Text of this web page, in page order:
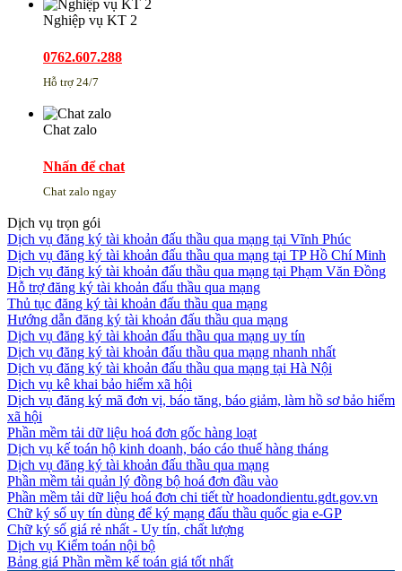
Nghiệp vụ KT 2
0762.607.288
Hỗ trợ 24/7
Chat zalo
Nhấn để chat
Chat zalo ngay
Dịch vụ trọn gói
Dịch vụ đăng ký tài khoản đấu thầu qua mạng tại Vĩnh Phúc
Dịch vụ đăng ký tài khoản đấu thầu qua mạng tại TP Hồ Chí Minh
Dịch vụ đăng ký tài khoản đấu thầu qua mạng tại Phạm Văn Đồng
Hỗ trợ đăng ký tài khoản đấu thầu qua mạng
Thủ tục đăng ký tài khoản đấu thầu qua mạng
Hướng dẫn đăng ký tài khoản đấu thầu qua mạng
Dịch vụ đăng ký tài khoản đấu thầu qua mạng uy tín
Dịch vụ đăng ký tài khoản đấu thầu qua mạng nhanh nhất
Dịch vụ đăng ký tài khoản đấu thầu qua mạng tại Hà Nội
Dịch vụ kê khai bảo hiểm xã hội
Dịch vụ đăng ký mã đơn vị, báo tăng, báo giảm, làm hồ sơ bảo hiểm
xã hội
Phần mềm tải dữ liệu hoá đơn gốc hàng loạt
Dịch vụ kế toán hộ kinh doanh, báo cáo thuế hàng tháng
Dịch vụ đăng ký tài khoản đấu thầu qua mạng
Phần mềm tải quản lý đồng bộ hoá đơn đầu vào
Phần mềm tải dữ liệu hoá đơn chi tiết từ hoadondientu.gdt.gov.vn
Chữ ký số uy tín dùng để ký mạng đấu thầu quốc gia e-GP
Chữ ký số giá rẻ nhất - Uy tín, chất lượng
Dịch vụ Kiểm toán nội bộ
Bảng giá Phần mềm kế toán giá tốt nhất